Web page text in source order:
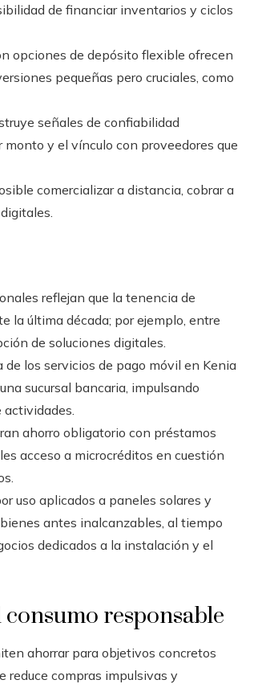
de financiar inventarios y ciclos
opciones de depósito flexible ofrecen
pequeñas pero cruciales, como
señales de confiabilidad
y el vínculo con proveedores que
comercializar a distancia, cobrar a
reflejan que la tenencia de
la última década; por ejemplo, entre
de soluciones digitales.
los servicios de pago móvil en Kenia
sucursal bancaria, impulsando
ahorro obligatorio con préstamos
acceso a microcréditos en cuestión
uso aplicados a paneles solares y
antes inalcanzables, al tiempo
dedicados a la instalación y el
responsable
ahorrar para objetivos concretos
reduce compras impulsivas y